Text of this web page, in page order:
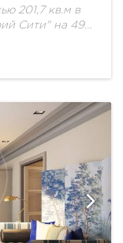
201,7 кв.м в
Сити" на 49
дом и Москва-